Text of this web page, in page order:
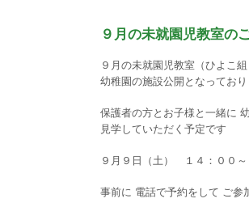
９月の未就園児教室の
９月の未就園児教室（ひよこ
幼稚園の施設公開となってお
保護者の方とお子様と一緒に
見学していただく予定です
９月９日（土） １４：００～
事前に 電話で予約をして ご参